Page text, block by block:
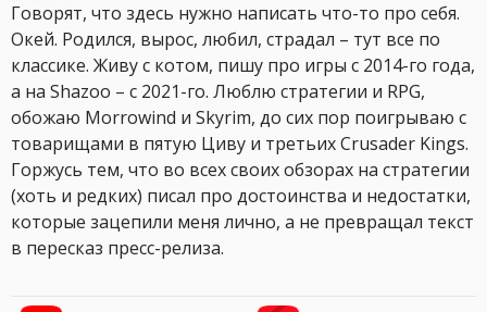
Говорят, что здесь нужно написать что-то про себя.
Окей. Родился, вырос, любил, страдал – тут все по
классике. Живу с котом, пишу про игры с 2014-го года,
а на Shazoo – с 2021-го. Люблю стратегии и RPG,
обожаю Morrowind и Skyrim, до сих пор поигрываю с
товарищами в пятую Циву и третьих Crusader Kings.
Горжусь тем, что во всех своих обзорах на стратегии
(хоть и редких) писал про достоинства и недостатки,
которые зацепили меня лично, а не превращал текст
в пересказ пресс-релиза.